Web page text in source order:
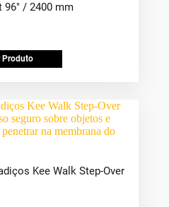
96″ / 2400 mm
Produto
Kee Walk Step-Over